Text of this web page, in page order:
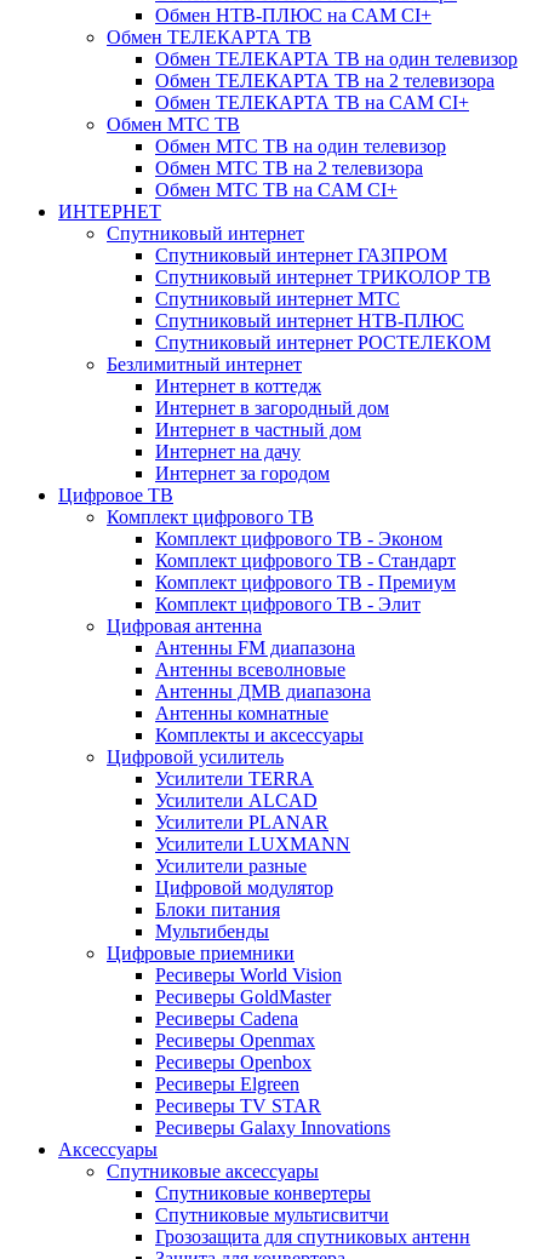
Обмен НТВ-ПЛЮС на CAM CI+
Обмен ТЕЛЕКАРТА ТВ
Обмен ТЕЛЕКАРТА ТВ на один телевизор
Обмен ТЕЛЕКАРТА ТВ на 2 телевизора
Обмен ТЕЛЕКАРТА ТВ на CAM CI+
Обмен МТС ТВ
Обмен МТС ТВ на один телевизор
Обмен МТС ТВ на 2 телевизора
Обмен МТС ТВ на CAM CI+
ИНТЕРНЕТ
Спутниковый интернет
Спутниковый интернет ГАЗПРОМ
Спутниковый интернет ТРИКОЛОР ТВ
Спутниковый интернет МТС
Спутниковый интернет НТВ-ПЛЮС
Спутниковый интернет РОСТЕЛЕКОМ
Безлимитный интернет
Интернет в коттедж
Интернет в загородный дом
Интернет в частный дом
Интернет на дачу
Интернет за городом
Цифровое ТВ
Комплект цифрового ТВ
Комплект цифрового ТВ - Эконом
Комплект цифрового ТВ - Стандарт
Комплект цифрового ТВ - Премиум
Комплект цифрового ТВ - Элит
Цифровая антенна
Антенны FM диапазона
Антенны всеволновые
Антенны ДМВ диапазона
Антенны комнатные
Комплекты и аксессуары
Цифровой усилитель
Усилители TERRA
Усилители ALCAD
Усилители PLANAR
Усилители LUXMANN
Усилители разные
Цифровой модулятор
Блоки питания
Мультибенды
Цифровые приемники
Ресиверы World Vision
Ресиверы GoldMaster
Ресиверы Cadena
Ресиверы Openmax
Ресиверы Openbox
Ресиверы Elgreen
Ресиверы TV STAR
Ресиверы Galaxy Innovations
Аксессуары
Спутниковые аксессуары
Спутниковые конвертеры
Спутниковые мультисвитчи
Грозозащита для спутниковых антенн